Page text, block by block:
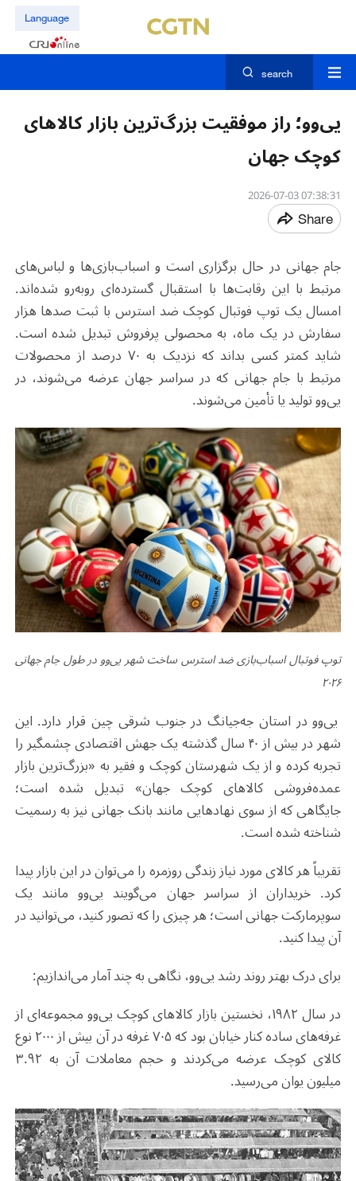
Language
search
یی‌وو؛ راز موفقیت بزرگ‌ترین بازار کالاهای
کوچک جهان
07:38:31 2026-07-03
Share
جام جهانی در حال برگزاری است و اسباب‌بازی‌ها و لباس‌های
مرتبط با این رقابت‌ها با استقبال گسترده‌ای روبه‌رو شده‌اند.
امسال یک توپ فوتبال کوچک ضد استرس با ثبت صدها هزار
سفارش در یک ماه، به محصولی پرفروش تبدیل شده است.
شاید کمتر کسی بداند که نزدیک به ۷۰ درصد از محصولات
مرتبط با جام جهانی که در سراسر جهان عرضه می‌شوند، در
یی‌وو تولید یا تأمین می‌شوند.
توپ فوتبال اسباب‌بازی ضد استرس ساخت شهر یی‌وو در طول جام جهانی
۲۰۲۶
یی‌وو در استان جه‌جیانگ در جنوب شرقی چین قرار دارد. این
شهر در بیش از ۴۰ سال گذشته یک جهش اقتصادی چشمگیر را
تجربه کرده و از یک شهرستان کوچک و فقیر به «بزرگ‌ترین بازار
عمده‌فروشی کالاهای کوچک جهان» تبدیل شده است؛
جایگاهی که از سوی نهادهایی مانند بانک جهانی نیز به رسمیت
شناخته شده است.
تقریباً هر کالای مورد نیاز زندگی روزمره را می‌توان در این بازار پیدا
کرد. خریداران از سراسر جهان می‌گویند یی‌وو مانند یک
سوپرمارکت جهانی است؛ هر چیزی را که تصور کنید، می‌توانید در
آن پیدا کنید.
برای درک بهتر روند رشد یی‌وو، نگاهی به چند آمار می‌اندازیم:
در سال ۱۹۸۲، نخستین بازار کالاهای کوچک یی‌وو مجموعه‌ای از
غرفه‌های ساده کنار خیابان بود که ۷۰۵ غرفه در آن بیش از ۲۰۰۰ نوع
کالای کوچک عرضه می‌کردند و حجم معاملات آن به ۳.۹۲
میلیون یوان می‌رسید.